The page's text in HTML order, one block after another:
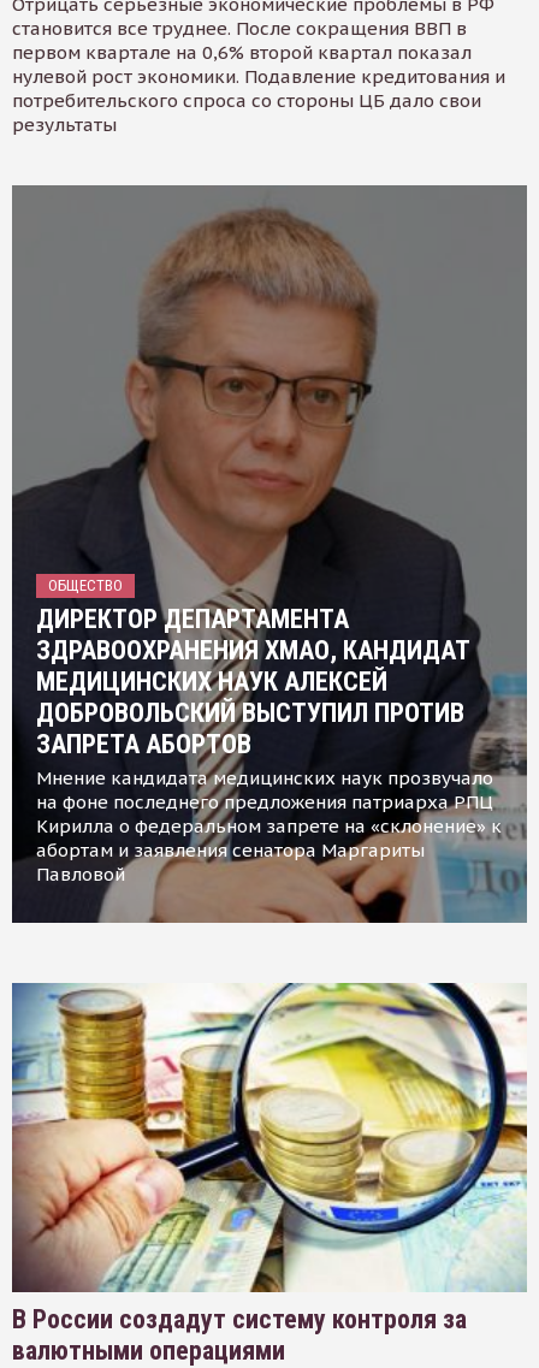
становится все труднее. После сокращения ВВП в
первом квартале на 0,6% второй квартал показал
нулевой рост экономики. Подавление кредитования и
потребительского спроса со стороны ЦБ дало свои
результаты
ОБЩЕСТВО
ДИРЕКТОР ДЕПАРТАМЕНТА
ЗДРАВООХРАНЕНИЯ ХМАО, КАНДИДАТ
МЕДИЦИНСКИХ НАУК АЛЕКСЕЙ
ДОБРОВОЛЬСКИЙ ВЫСТУПИЛ ПРОТИВ
ЗАПРЕТА АБОРТОВ
Мнение кандидата медицинских наук прозвучало
на фоне последнего предложения патриарха РПЦ
Кирилла о федеральном запрете на «склонение» к
абортам и заявления сенатора Маргариты
Павловой
В России создадут систему контроля за
валютными операциями